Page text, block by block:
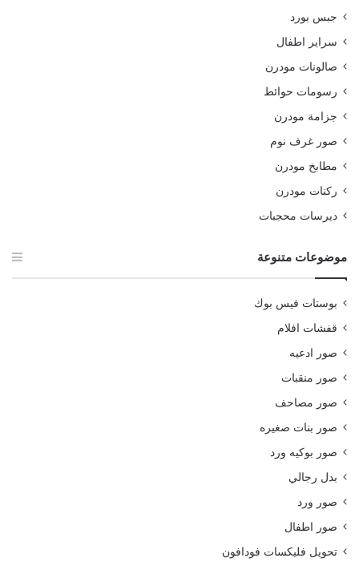
جبس بورد
سراير اطفال
صالونات مودرن
رسومات حوائط
جزامة مودرن
صور غرف نوم
مطابخ مودرن
ركنات مودرن
ديرسات محجبات
موضوعات متنوعة
بوستات فيس بوك
قفشات افلام
صور ادعيه
صور منقبات
صور مصاحف
صور بنات صغيره
صور بوكيه ورد
بدل رجالي
صور ورد
صور اطفال
تحويل فليكسات فودافون